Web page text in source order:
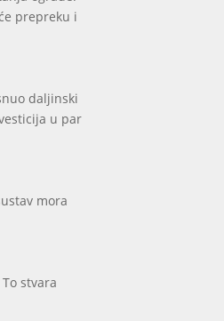
prepreku i
daljinski
u par
mora
stvara